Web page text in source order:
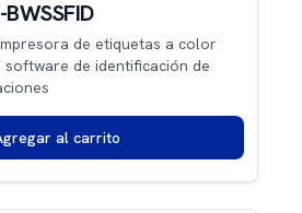
de etiquetas a color
de identificación de
al carrito